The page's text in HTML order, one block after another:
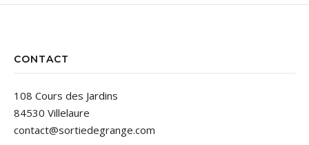
CONTACT
108 Cours des Jardins
84530 Villelaure
contact@sortiedegrange.com